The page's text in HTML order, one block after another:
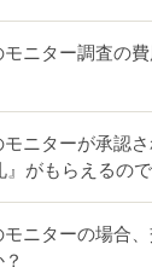
ニター調査の
ニターが承認
がもらえるの
ニターの場合